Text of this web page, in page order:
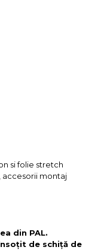
si folie stretch
accesorii montaj
din PAL.
de schiță de